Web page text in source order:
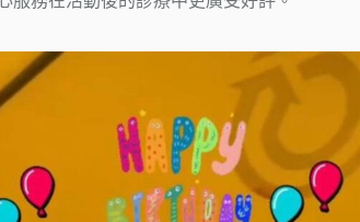
除附著在牙齒、牙齦、
，又稱生物被膜、菌